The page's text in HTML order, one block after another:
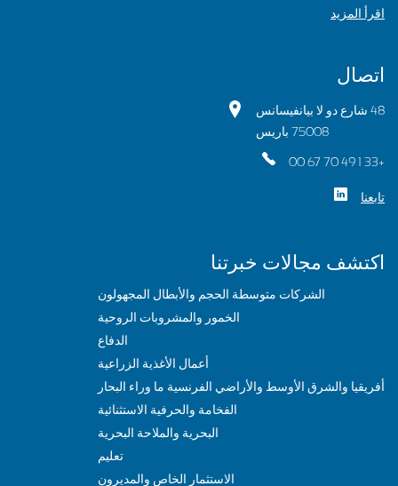
اقرأ المزيد
اتصال
48 شارع دو لا بيانفيسانس
75008 باريس
+33 1 49 70 67 00
تابعنا
اكتشف مجالات خبرتنا
الشركات متوسطة الحجم والأبطال المجهولون
الخمور والمشروبات الروحية
الدفاع
أعمال الأغذية الزراعية
أفريقيا والشرق الأوسط والأراضي الفرنسية ما وراء البحار
الفخامة والحرفية الاستثنائية
البحرية والملاحة البحرية
تعليم
الاستثمار الخاص والمديرون